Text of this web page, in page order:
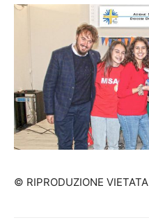
© RIPRODUZIONE VIETATA